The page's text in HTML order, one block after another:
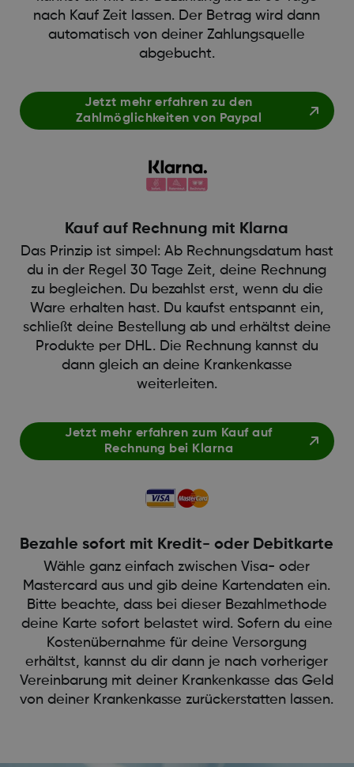
nach Kauf Zeit lassen. Der Betrag wird dann
automatisch von deiner Zahlungsquelle
abgebucht.
Jetzt mehr erfahren zu den
Zahlmöglichkeiten von Paypal
Kauf auf Rechnung mit Klarna
Das Prinzip ist simpel: Ab Rechnungsdatum hast
du in der Regel 30 Tage Zeit, deine Rechnung
zu begleichen. Du bezahlst erst, wenn du die
Ware erhalten hast. Du kaufst entspannt ein,
schließt deine Bestellung ab und erhältst deine
Produkte per DHL. Die Rechnung kannst du
dann gleich an deine Krankenkasse
weiterleiten.
Jetzt mehr erfahren zum Kauf auf
Rechnung bei Klarna
Bezahle sofort mit Kredit- oder Debitkarte
Wähle ganz einfach zwischen Visa- oder
Mastercard aus und gib deine Kartendaten ein.
Bitte beachte, dass bei dieser Bezahlmethode
deine Karte sofort belastet wird. Sofern du eine
Kostenübernahme für deine Versorgung
erhältst, kannst du dir dann je nach vorheriger
Vereinbarung mit deiner Krankenkasse das Geld
von deiner Krankenkasse zurückerstatten lassen.